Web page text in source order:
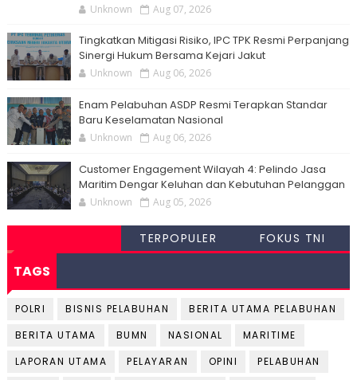
Unknown Aug 07, 2026
Tingkatkan Mitigasi Risiko, IPC TPK Resmi Perpanjang
Sinergi Hukum Bersama Kejari Jakut
Unknown Aug 06, 2026
Enam Pelabuhan ASDP Resmi Terapkan Standar
Baru Keselamatan Nasional
Unknown Aug 06, 2026
Customer Engagement Wilayah 4: Pelindo Jasa
Maritim Dengar Keluhan dan Kebutuhan Pelanggan
Unknown Aug 05, 2026
TERPOPULER FOKUS TNI
TAGS
POLRI BISNIS PELABUHAN
BERITA UTAMA PELABUHAN
BERITA UTAMA
BUMN NASIONAL
MARITIME
LAPORAN UTAMA
PELAYARAN OPINI
PELABUHAN